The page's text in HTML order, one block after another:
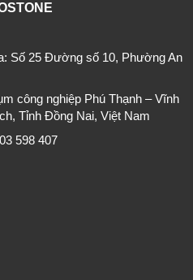
Số 25 Đường số 10, Phường An
công nghiệp Phú Thạnh – Vĩnh
Tỉnh Đồng Nai, Việt Nam
598 407